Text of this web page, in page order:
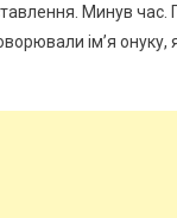
Минув час.
ім’я онуку,